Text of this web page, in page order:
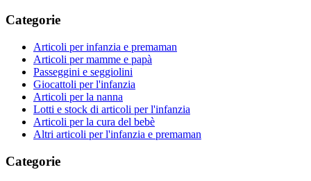
Categorie
Articoli per infanzia e premaman
Articoli per mamme e papà
Passeggini e seggiolini
Giocattoli per l'infanzia
Articoli per la nanna
Lotti e stock di articoli per l'infanzia
Articoli per la cura del bebè
Altri articoli per l'infanzia e premaman
Categorie